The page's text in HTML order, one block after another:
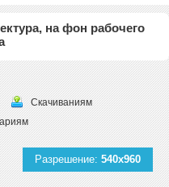
на фон рабочего
Скачиваниям
Разрешение: 540x960